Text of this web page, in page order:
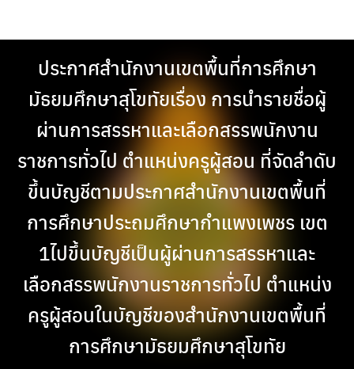
content
ประกาศสำนักงานเขตพื้นที่การศึกษา
มัธยมศึกษาสุโขทัยเรื่อง การนำรายชื่อผู้
ผ่านการสรรหาและเลือกสรรพนักงาน
ราชการทั่วไป ตำแหน่งครูผู้สอน ที่จัดลำดับ
ขึ้นบัญชีตามประกาศสำนักงานเขตพื้นที่
การศึกษาประถมศึกษากำแพงเพชร เขต
1ไปขึ้นบัญชีเป็นผู้ผ่านการสรรหาและ
เลือกสรรพนักงานราชการทั่วไป ตำแหน่ง
ครูผู้สอนในบัญชีของสำนักงานเขตพื้นที่
การศึกษามัธยมศึกษาสุโขทัย